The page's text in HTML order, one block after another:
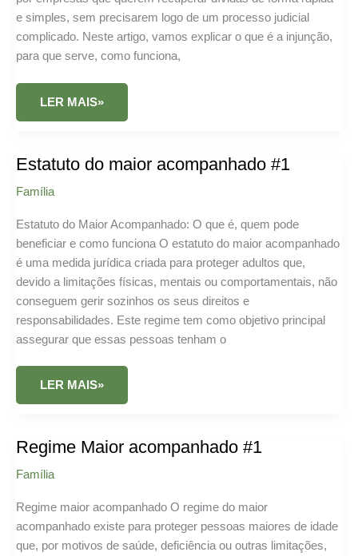
e simples, sem precisarem logo de um processo judicial
complicado. Neste artigo, vamos explicar o que é a injunção,
para que serve, como funciona,
REQUERIMENTO
INJUNÇÃO
LER MAIS»
Estatuto do maior acompanhado #1
Família
Estatuto do Maior Acompanhado: O que é, quem pode
beneficiar e como funciona O estatuto do maior acompanhado
é uma medida jurídica criada para proteger adultos que,
devido a limitações físicas, mentais ou comportamentais, não
conseguem gerir sozinhos os seus direitos e
responsabilidades. Este regime tem como objetivo principal
assegurar que essas pessoas tenham o
ESTATUTO
MAIOR
LER MAIS»
Regime Maior acompanhado #1
Família
Regime maior acompanhado O regime do maior
acompanhado existe para proteger pessoas maiores de idade
que, por motivos de saúde, deficiência ou outras limitações,